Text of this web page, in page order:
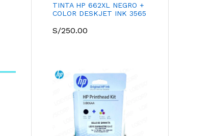
TINTA HP 662XL NEGRO +
COLOR DESKJET INK 3565
S/250.00